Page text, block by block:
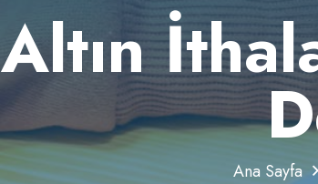
Altın
Ana Sayfa